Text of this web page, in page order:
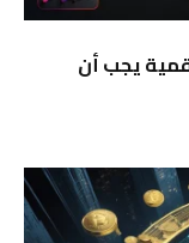
يجب أن